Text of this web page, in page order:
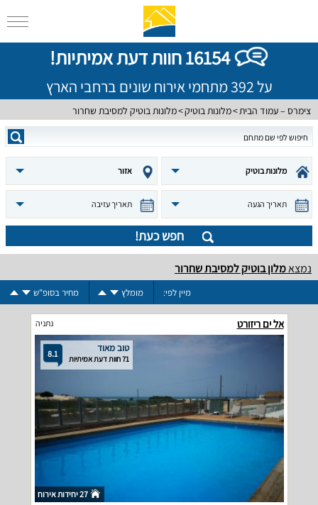
16154 חוות דעת אמיתיות!
על 392 מתחמי אירוח שונים ברחבי הארץ
צימרס – עמוד הבית מלונות בוטיק מלונות בוטיק למסיבת שחרור
מלונות בוטיק אזור
תאריך הגעה תאריך עזיבה
חפש כעת!
נמצאמלון בוטיק למסיבת שחרור
מיין לפי: מומלץ מחיר בסופ"ש
אל ים ריזורט נתניה
8.1 טוב מאוד
71 חוות דעת אמיתיות
27 יחידות אירוח